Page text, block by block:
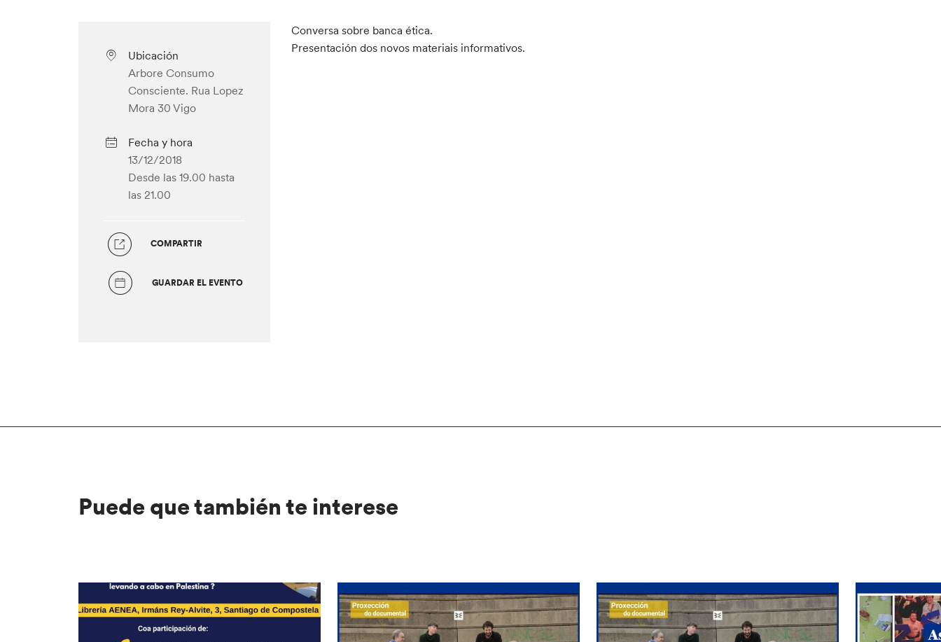
Ubicación
Arbore Consumo
Consciente. Rua Lopez
Mora 30 Vigo
Fecha y hora
13/12/2018
Desde las 19.00 hasta
las 21.00
COMPARTIR
GUARDAR EL EVENTO
Conversa sobre banca ética.
Presentación dos novos materiais informativos.
Puede que también te interese